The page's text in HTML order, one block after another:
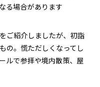
る場合があります
ご紹介しましたが、初詣
の。慌ただしくなってし
ルで参拝や境内散策、屋